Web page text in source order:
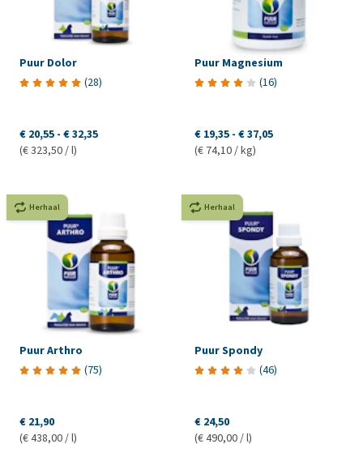
Puur Dolor
(28)
€ 20,55 - € 32,35
(€ 323,50 / l)
Puur Magnesium
(16)
€ 19,35 - € 37,05
(€ 74,10 / kg)
Herhaal
Puur Arthro
(75)
€ 21,90
(€ 438,00 / l)
Herhaal
Puur Spondy
(46)
€ 24,50
(€ 490,00 / l)